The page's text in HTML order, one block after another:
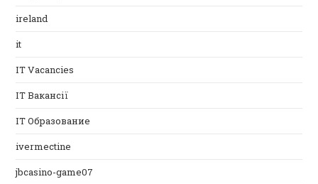
ireland
it
IT Vacancies
IT Вакансії
IT Образование
ivermectine
jbcasino-game07